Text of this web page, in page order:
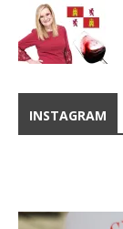
INSTAGRAM